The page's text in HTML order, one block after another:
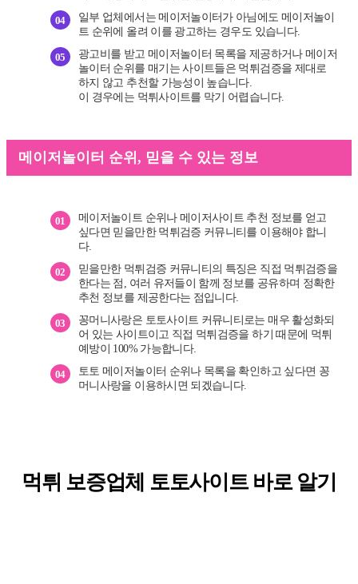
04
일부 업체에서는 메이저놀이터가 아님에도 메이저놀이
트 순위에 올려 이를 광고하는 경우도 있습니다.
05
광고비를 받고 메이저놀이터 목록을 제공하거나 메이저
놀이터 순위를 매기는 사이트들은 먹튀검증을 제대로
하지 않고 추천할 가능성이 높습니다.
이 경우에는 먹튀사이트를 막기 어렵습니다.
메이저놀이터 순위, 믿을 수 있는 정보
01
메이저놀이트 순위나 메이저사이트 추천 정보를 얻고
싶다면 믿을만한 먹튀검증 커뮤니티를 이용해야 합니
다.
02
믿을만한 먹튀검증 커뮤니티의 특징은 직접 먹튀검증을
한다는 점, 여러 유저들이 함께 정보를 공유하며 정확한
추천 정보를 제공한다는 점입니다.
03
꽁머니사랑은 토토사이트 커뮤니티로는 매우 활성화되
어 있는 사이트이고 직접 먹튀검증을 하기 때문에 먹튀
예방이 100% 가능합니다.
04
토토 메이저놀이터 순위나 목록을 확인하고 싶다면 꽁
머니사랑을 이용하시면 되겠습니다.
먹튀 보증업체 토토사이트바로 알기